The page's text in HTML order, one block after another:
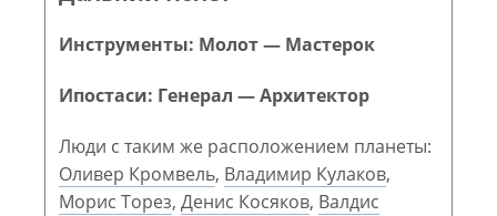
Инструменты: Молот — Мастерок
Ипостаси: Генерал — Архитектор
Люди с таким же расположением планеты:
Оливер Кромвель, Владимир Кулаков,
Морис Торез, Денис Косяков, Валдис